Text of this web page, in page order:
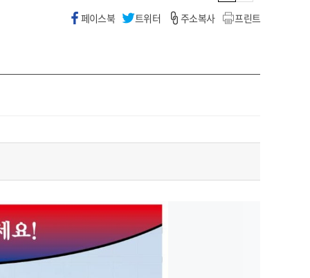
페이스북 트위터 주소복사 프린트